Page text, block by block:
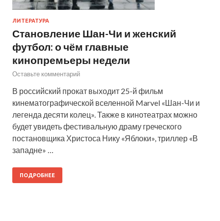
ЛИТЕРАТУРА
Становление Шан-Чи и женский
футбол: о чём главные
кинопремьеры недели
Оставьте комментарий
В российский прокат выходит 25-й фильм
кинематографической вселенной Marvel «Шан-Чи и
легенда десяти колец». Также в кинотеатрах можно
будет увидеть фестивальную драму греческого
постановщика Христоса Нику «Яблоки», триллер «В
западне» …
ПОДРОБНЕЕ